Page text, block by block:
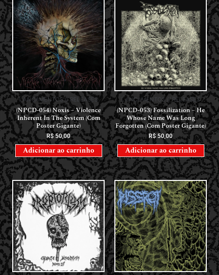
LANÇAMENTOS // RELEASES
(NPCD-054) Noxis – Violence
Inherent In The System (Com
Poster Gigante)
R$50,00
Adicionar ao carrinho
LANÇAMENTOS // RELEASES
(NPCD-053) Fossilization – He
Whose Name Was Long
Forgotten (Com Poster Gigante)
R$ 50,00
Adicionar ao carrinho